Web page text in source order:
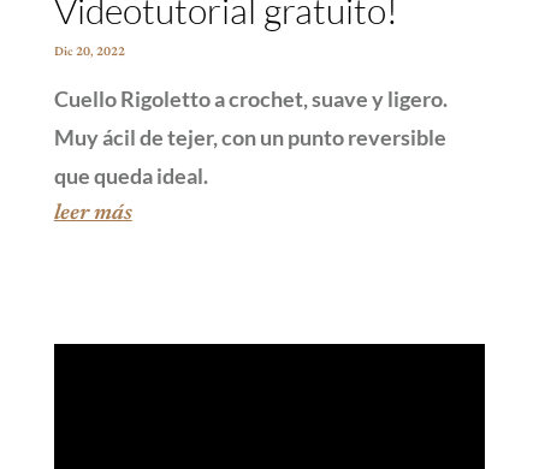
Videotutorial gratuito!
Dic 20, 2022
Cuello Rigoletto a crochet, suave y ligero.
Muy ácil de tejer, con un punto reversible
que queda ideal.
leer más